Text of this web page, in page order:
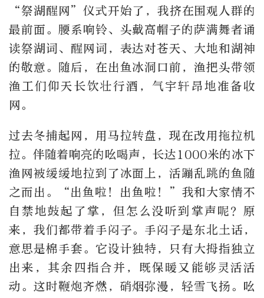
“祭湖醒网”仪式开始了，我挤在围观人群的
最前面。腰系响铃、头戴高帽子的萨满舞者诵
读祭湖词、醒网词，表达对苍天、大地和湖神
的敬意。随后，在出鱼冰洞口前，渔把头带领
渔工们仰天长饮壮行酒，气宇轩昂地准备收
网。
过去冬捕起网，用马拉转盘，现在改用拖拉机
拉。伴随着响亮的吆喝声，长达1000米的冰下
渔网被缓缓地拉到了冰面上，活蹦乱跳的鱼随
之而出。“出鱼啦！出鱼啦！”我和大家情不
自禁地鼓起了掌，但怎么没听到掌声呢？原
来，我们都带着手闷子。手闷子是东北土话，
意思是棉手套。它设计独特，只有大拇指独立
出来，其余四指合并，既保暖又能够灵活活
动。这时鞭炮齐燃，硝烟弥漫，轻雪飞扬。吆